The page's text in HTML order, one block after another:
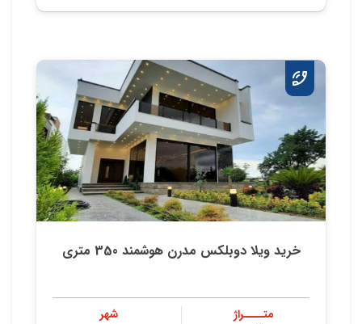
خرید ویلا دوبلکس‌ مدرن‌ هوشمند 350 متری
متــــراژ
شهر